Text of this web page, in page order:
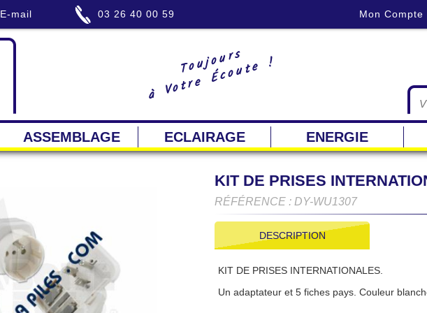
E-mail 03 26 40 00 59 Mon Compte
Toujours
à Votre Écoute !
ASSEMBLAGE ECLAIRAGE ENERGIE
KIT DE PRISES
RÉFÉRENCE : DY-WU1307
DESCRIPTION
KIT DE PRISES INTERNATIONALES.
Un adaptateur et 5 fiches pays. Couleur